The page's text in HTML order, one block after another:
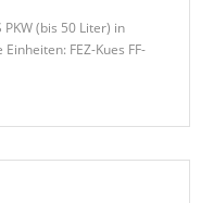
PKW (bis 50 Liter) in
FEZ-Kues FF-